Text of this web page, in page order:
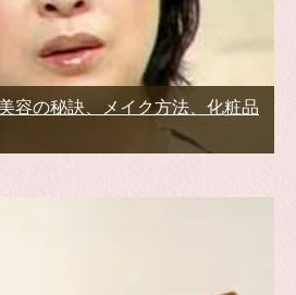
容の秘訣、メイク方法、化粧品